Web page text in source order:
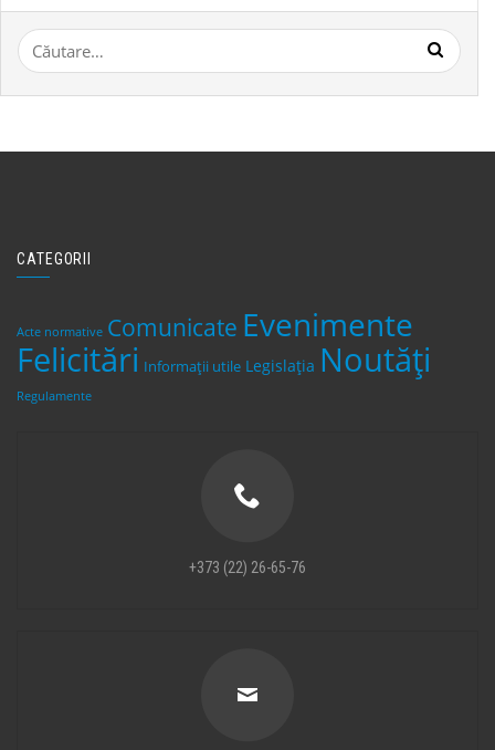
Caută
după:
CATEGORII
Acte normative Comunicate Evenimente
Felicitări Informații utile Legislaţia Noutăți
Regulamente
+373 (22) 26-65-76